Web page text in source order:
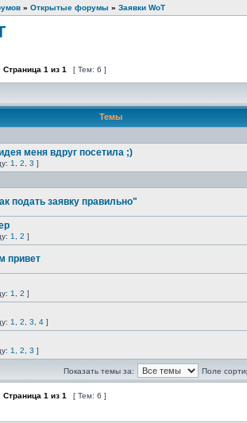
» Открытые форумы » Заявки WoT
Страница 1 из 1 [ Тем: 6 ]
Темы
меня вдруг посетила ;)
1 2 3 ]
подать заявку правильно"
1 2 ]
привет
1 2 ]
1 2 3 4 ]
1 2 3 ]
Показать темы за: Поле
Страница 1 из 1 [ Тем: 6 ]